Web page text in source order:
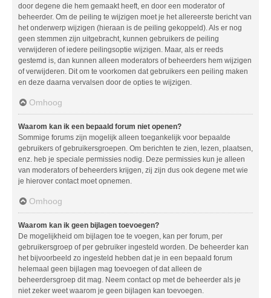
door degene die hem gemaakt heeft, en door een moderator of
beheerder. Om de peiling te wijzigen moet je het allereerste bericht van
het onderwerp wijzigen (hieraan is de peiling gekoppeld). Als er nog
geen stemmen zijn uitgebracht, kunnen gebruikers de peiling
verwijderen of iedere peilingsoptie wijzigen. Maar, als er reeds
gestemd is, dan kunnen alleen moderators of beheerders hem wijzigen
of verwijderen. Dit om te voorkomen dat gebruikers een peiling maken
en deze daarna vervalsen door de opties te wijzigen.
Omhoog
Waarom kan ik een bepaald forum niet openen?
Sommige forums zijn mogelijk alleen toegankelijk voor bepaalde
gebruikers of gebruikersgroepen. Om berichten te zien, lezen, plaatsen,
enz. heb je speciale permissies nodig. Deze permissies kun je alleen
van moderators of beheerders krijgen, zij zijn dus ook degene met wie
je hierover contact moet opnemen.
Omhoog
Waarom kan ik geen bijlagen toevoegen?
De mogelijkheid om bijlagen toe te voegen, kan per forum, per
gebruikersgroep of per gebruiker ingesteld worden. De beheerder kan
het bijvoorbeeld zo ingesteld hebben dat je in een bepaald forum
helemaal geen bijlagen mag toevoegen of dat alleen de
beheerdersgroep dit mag. Neem contact op met de beheerder als je
niet zeker weet waarom je geen bijlagen kan toevoegen.